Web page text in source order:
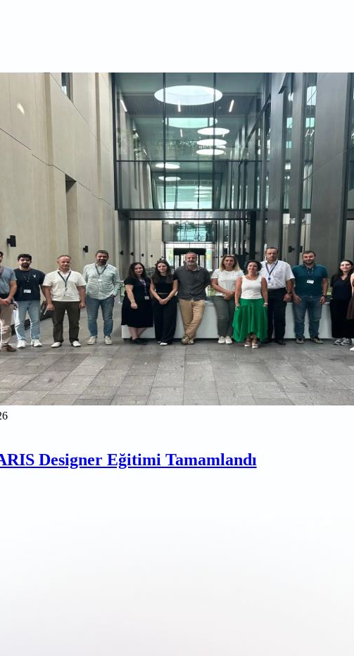
Designer Eğitimi Tamamlandı